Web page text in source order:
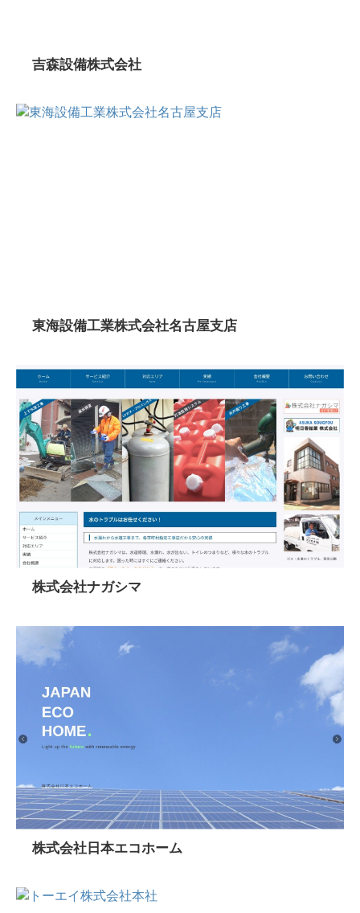
吉森設備株式会社
東海設備工業株式会社名古屋支店
株式会社ナガシマ
株式会社日本エコホーム